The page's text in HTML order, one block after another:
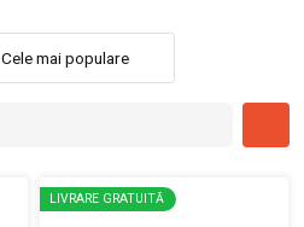
Cele mai populare
LIVRARE GRATUITĂ